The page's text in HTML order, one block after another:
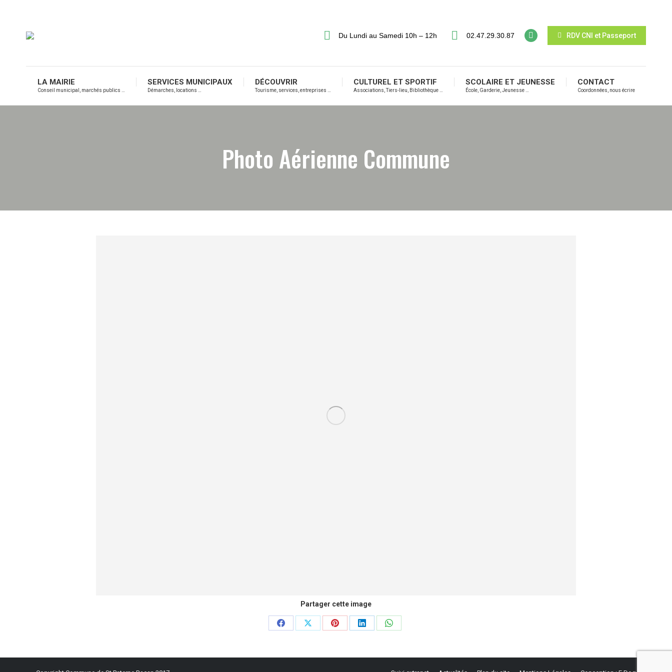
Du Lundi au Samedi 10h – 12h 02.47.29.30.87 RDV CNI et Passeport
LA MAIRIE
Conseil municipal, marchés publics …
SERVICES MUNICIPAUX
Démarches, locations …
DÉCOUVRIR
Tourisme, services, entreprises …
CULTUREL ET SPORTIF
Associations, Tiers-lieu, Bibliothèque …
SCOLAIRE ET JEUNESSE
École, Garderie, Jeunesse …
CONTACT
Coordonnées, nous écrire
Photo Aérienne Commune
Partager cette image
Partager
Facebook
Partager
X
Partager
Pinterest
Partager
LinkedIn
Partager
WhatsApp